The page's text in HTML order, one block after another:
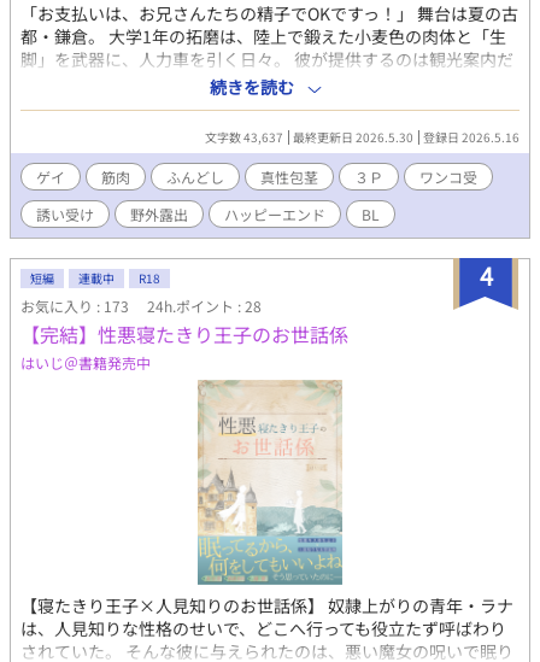
​「お支払いは、お兄さんたちの精子でOKですっ！」 ​舞台は夏の古
都・鎌倉。 大学1年の拓磨は、陸上で鍛えた小麦色の肉体と「生
脚」を武器に、人力車を引く日々。 彼が提供するのは観光案内だ
けではない。白の六尺褌に法被を羽織り、好みの客を狙う「エロ
営業」――。 ​ターゲットは、自分をガッツリ愛してくれる「理想
の逞しい兄貴分」。 運命的に現れた巨根の二人組を、拓磨は秘密
の『エロ海岸』へと誘う。 ​コンプレックスの真性包茎と、しなや
かなアスリートの肢体。 二人の規格外な雄を前に、拓磨の本能は
子犬のように疼き出す。 夕陽の砂浜で繰り広げられる、おバカで
濃厚なトリオ・セックス！ ～～～～～ 【本作のポイント】
●「健康的アスリート」×「どネコな子犬系」 陸上部仕込みの美
体に反し、大好きな「巨根」を前にすると、プライドを捨ててワ
ンワン懐く拓磨。性欲と先走りで知性がトロトロに溶かされたお
バカな姿と、その裏にある寂しがり屋な素顔を、全力で愛でる物
語です。 ​ ●夏の鎌倉を駆ける「ふんどし俥夫」の露出感 白の六尺
褌に法被一枚という、公道ギリギリの過激な格好で獲物を誘うシ
チュエーション。汗ばんだ肌の日焼け跡や、引き締まった筋肉の
躍動を楽しめます。 ​ ●こだわりのフェティシズム描写 「生脚」
「日焼け跡」「全身脱毛済みの小麦肌」に加え、本人がトラウマ
でありつつも、攻め手にとっては最高のご馳走となる「真性包
茎」など、マニアックなフェチ要素を極限まで詰め込みました。 ​
●圧倒的パワーの「兄貴分2人」による3P ガチムチ極太の将人＆
20cm超の長身スリ筋の健太。理想的な上位個体二人に口もアナル
も完全に支配され、大量の精子でパンパンに中出しされる背徳的
な３Ｐ！ ​ ●多幸感あふれる「ハッピー・セックス」 ただ激しい
だけでなく、拓磨が「兄ちゃん」と懐き、攻める側も彼を「最高
のちんぽ犬」と慈しむ、寂しがり屋が救われる多幸感満載のハッ
ピーエンドです。 ※完結済み 〜〜〜〜〜 【登場人物】 香坂 拓磨
属性: 明教大学1年 / 元陸上部 体格: 163cm、56kg。小柄ながら陸
続きを読む
文字数 43,637 最終更新日 2026.5.30 登録日 2026.5.16
ゲイ 筋肉 ふんどし 真性包茎 ３Ｐ
ワンコ受
誘い受け
野外露出 ハッピーエンド BL
4
短編 連載中 R18
お気に入り : 173 24h.ポイント : 28
【完結】性悪寝たきり王子のお世話係
はいじ＠書籍発売中
【寝たきり王子×人見知りのお世話係】 奴隷上がりの青年・ラナ
は、人見知りな性格のせいで、どこへ行っても役立たず呼ばわり
されていた。 そんな彼に与えられたのは、悪い魔女の呪いで眠り